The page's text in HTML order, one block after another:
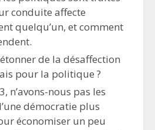
conduite affecte
quelqu’un, et comment
de la désaffection
pour la politique ?
n’avons-nous pas les
démocratie plus
économiser un peu